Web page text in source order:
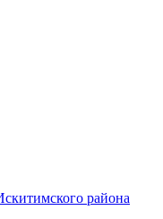
района